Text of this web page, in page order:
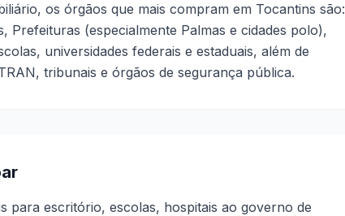
os órgãos que mais compram em Tocantins são:
Prefeituras (especialmente Palmas e cidades polo),
universidades federais e estaduais, além de
tribunais e órgãos de segurança pública.
para escritório, escolas, hospitais ao governo de